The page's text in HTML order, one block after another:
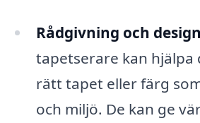
Rådgivning och
tapetserare kan hjälpa
rätt tapet eller färg
och miljö. De kan ge